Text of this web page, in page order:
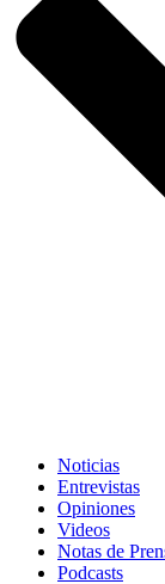
Noticias
Entrevistas
Opiniones
Videos
Notas de
Podcasts